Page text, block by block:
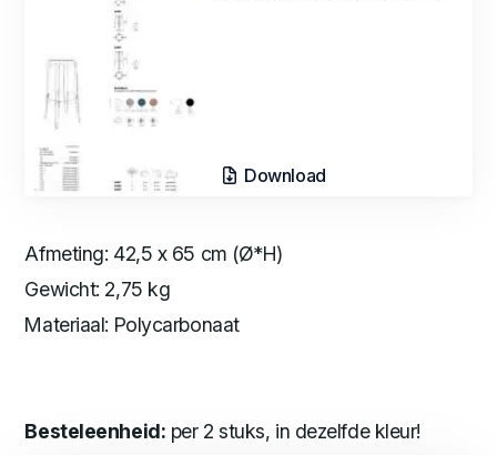
Download
Afmeting: 42,5 x 65 cm (Ø*H)
Gewicht: 2,75 kg
Materiaal: Polycarbonaat
Besteleenheid: per 2 stuks, in dezelfde kleur!